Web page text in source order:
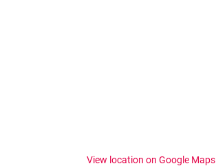
View location on Google Maps